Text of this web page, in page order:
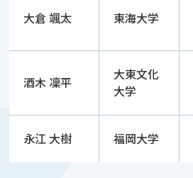
大倉 颯太 東海大学
酒木 凜平
大東文化
大学
永江 大樹 福岡大学